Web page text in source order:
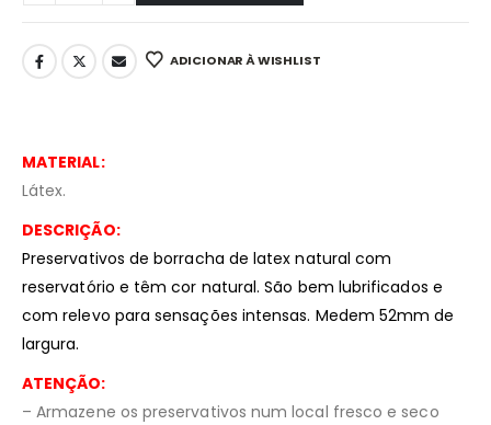
ADICIONAR À WISHLIST
MATERIAL:
Látex.
DESCRIÇÃO:
Preservativos de borracha de latex natural com
reservatório e têm cor natural. São bem lubrificados e
com relevo para sensações intensas. Medem 52mm de
largura.
ATENÇÃO:
– Armazene os preservativos num local fresco e seco